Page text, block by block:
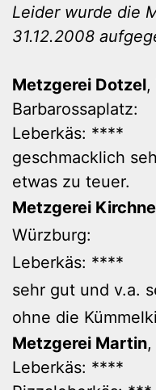
Leider wurde die
31.12.2008
Metzgerei Dotzel,
Barbarossaplatz:
Leberkäs: ****
geschmacklich
etwas zu teuer.
Metzgerei
Würzburg:
Leberkäs: ****
sehr gut und v.a.
ohne die
Metzgerei Martin
Leberkäs: ****